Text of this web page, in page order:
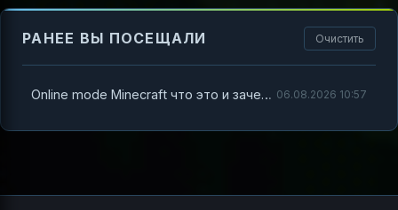
РАНЕЕ ВЫ ПОСЕЩАЛИ Очистить
Online mode Minecraft что это и зачем он нужен 06.08.2026 10:57